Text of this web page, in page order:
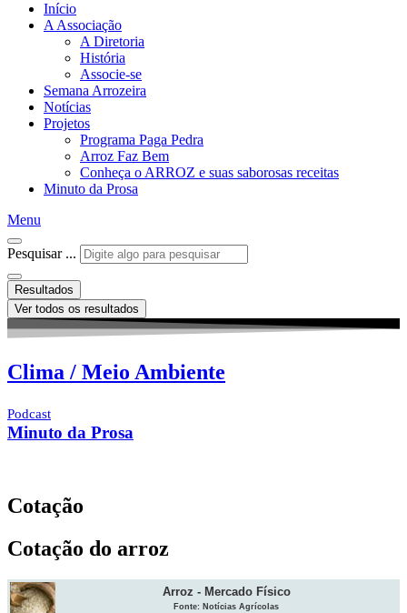
Início
A Associação
A Diretoria
História
Associe-se
Semana Arrozeira
Notícias
Projetos
Programa Paga Pedra
Arroz Faz Bem
Conheça o ARROZ e suas saborosas receitas
Minuto da Prosa
Menu
Pesquisar ...
Resultados
Ver todos os resultados
Clima / Meio Ambiente
Podcast
Minuto da Prosa
Cotação
Cotação do arroz
Arroz - Mercado Físico
Fonte: Notícias Agrícolas